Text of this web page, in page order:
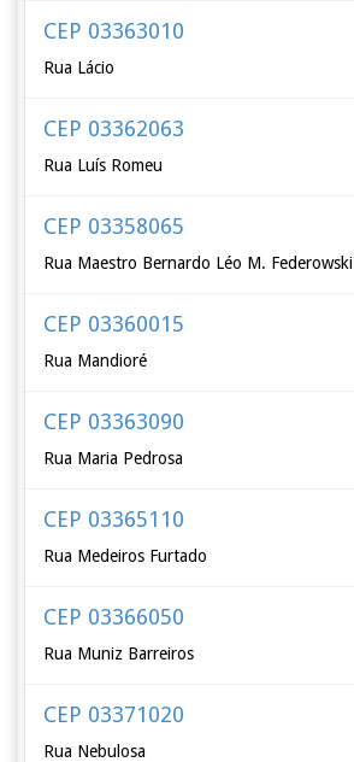
CEP 03363010
Rua Lácio
CEP 03362063
Rua Luís Romeu
CEP 03358065
Rua Maestro Bernardo Léo M. Federowski
CEP 03360015
Rua Mandioré
CEP 03363090
Rua Maria Pedrosa
CEP 03365110
Rua Medeiros Furtado
CEP 03366050
Rua Muniz Barreiros
CEP 03371020
Rua Nebulosa